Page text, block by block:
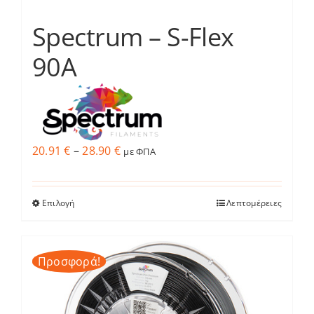
προϊόντος
Spectrum – S-Flex
90A
20.91€ – 28.90 €Price
20.91 €
με ΦΠΑ
ΕπιλογήΑυτό
έχει
πολλαπλές
παραλλαγές.
Λεπτομέρειες
Προσφορά!